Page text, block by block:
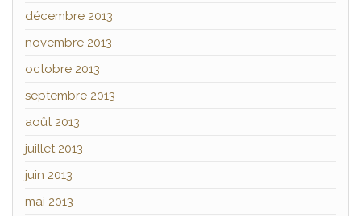
décembre 2013
novembre 2013
octobre 2013
septembre 2013
août 2013
juillet 2013
juin 2013
mai 2013